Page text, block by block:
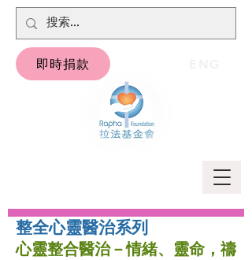
即時捐款
整全心靈醫治系列
心靈整合醫治－情緒、靈命，禱